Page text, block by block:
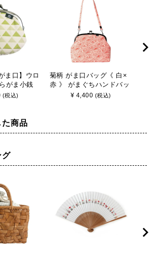
ま口】ウロ
がま小銭
/ がまぐち
(税込)
菊柄 がま口バッグ《 白×
赤 》 がまぐちハンドバッ
グ 日本製 京都 さんび
¥ 4,400 (税込)
商品
グ